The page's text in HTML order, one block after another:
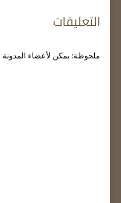
التعليقات
ملحوظة: يمكن لأعضاء